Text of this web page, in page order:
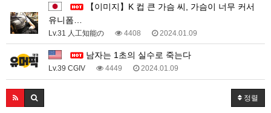
유니폼…
Lv.31 人工知能の 4408 2024.01.09
남자는 1초의 실수로 죽는다
Lv.39 CGIV 4449 2024.01.09
정렬